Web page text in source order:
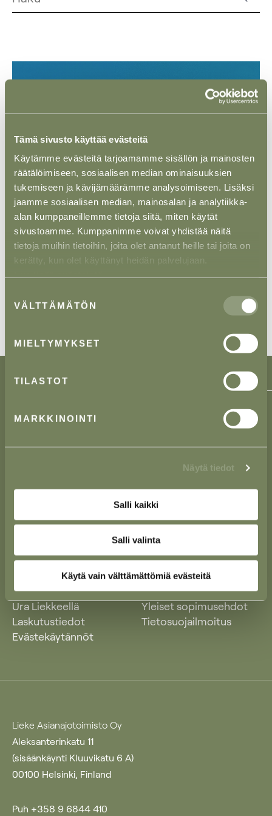
Tämä sivusto käyttää evästeitä
Käytämme evästeitä tarjoamamme sisällön ja mainosten
räätälöimiseen, sosiaalisen median ominaisuuksien
tukemiseen ja kävijämäärämme analysoimiseen. Lisäksi
jaamme sosiaalisen median, mainosalan ja analytiikka-
alan kumppaneillemme tietoja siitä, miten käytät
sivustoamme. Kumppanimme voivat yhdistää näitä
tietoja muihin tietoihin, joita olet antanut heille tai joita on
kerätty, kun olet käyttänyt heidän palvelujaan.
valinta
VÄLTTÄMÄTÖN
MIELTYMYKSET
TILASTOT
MARKKINOINTI
Näytä tiedot
Salli kaikki
Salli valinta
Käytä vain välttämättömiä evästeitä
ASIAKASTARINA 05 KESÄ 2025
Tampereen Energia Oy – Power-to-Gas
Lieke Asianajotoimisto Oy on suomalainen
Tarjoamme monipuolisia palveluja yritysasiakkaille
useilla eri toimialoilla.
Ajankohtaista
Ura Liekkeellä
Laskutustiedot
Evästekäytännöt
Yleiset käyttöehdot
Yleiset sopimusehdot
Tietosuojailmoitus
Lieke Asianajotoimisto Oy
Aleksanterinkatu 11
(sisäänkäynti Kluuvikatu 6 A)
00100 Helsinki, Finland
Puh +358 9 6844 410